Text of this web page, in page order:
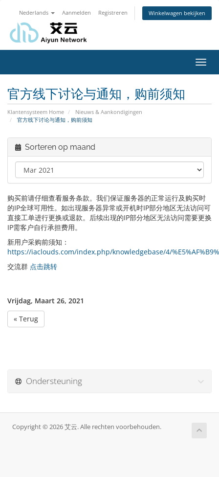
Nederlands Aanmelden Registreren Winkelwagen bekijken
in-/
官方线下讨论与通知，购前须知
Klantensysteem Home
Nieuws & Aankondigingen
官方线下讨论与通知，购前须知
Sorteren op maand
购买前请仔细查看服务条款。我们保证服务器的正常运行及购买时
的IP全球可用性。如出现服务器异常或开机时IP部分地区无法访问可
直接工单进行更换或退款。后续出现的IP部分地区无法访问需要更换
IP需客户自行承担费用。
新用户采购前须知：
https://iaclouds.com/index.php/knowledgebase/4/
交流群 点击跳转
Vrijdag, Maart 26, 2021
« Terug
Ondersteuning
Copyright © 2026 艾云. Alle rechten voorbehouden.